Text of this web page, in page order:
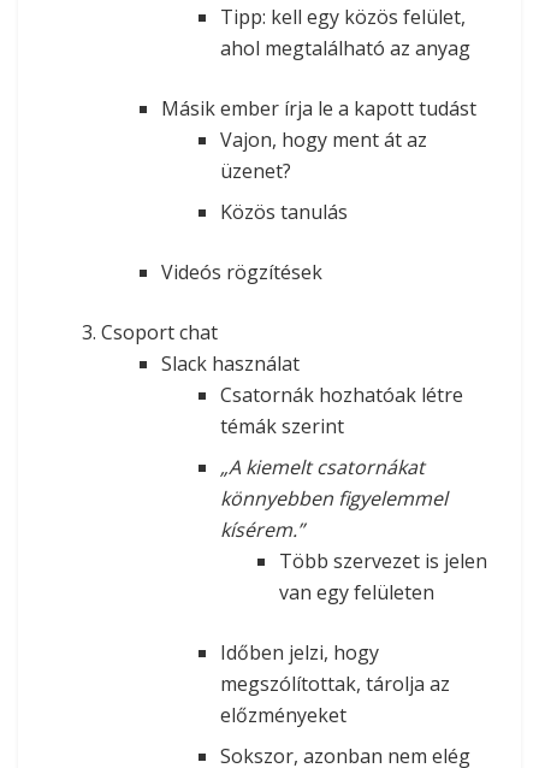
Tipp: kell egy közös felület,
ahol megtalálható az anyag
Másik ember írja le a kapott tudást
Vajon, hogy ment át az
üzenet?
Közös tanulás
Videós rögzítések
Csoport chat
Slack használat
Csatornák hozhatóak létre
témák szerint
„A kiemelt csatornákat
könnyebben figyelemmel
kísérem.”
Több szervezet is jelen
van egy felületen
Időben jelzi, hogy
megszólítottak, tárolja az
előzményeket
Sokszor, azonban nem elég